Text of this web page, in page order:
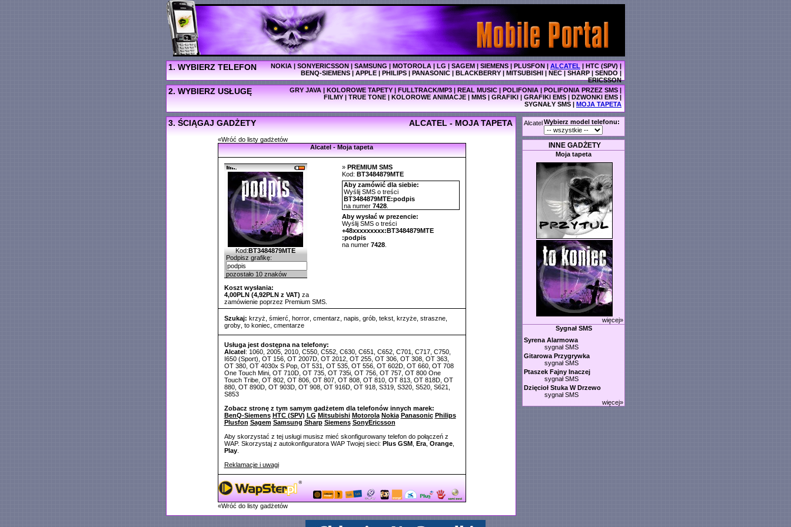
1. WYBIERZ TELEFON NOKIA|SONYERICSSON|SAMSUNG|MOTOROLA|LG|SAGEM|SIEMENS|PLUSFON|ALCATEL|HTC (SPV)|
BENQ-SIEMENS|APPLE|PHILIPS|PANASONIC|BLACKBERRY|MITSUBISHI|NEC|SHARP|SENDO|
ERICSSON
2. WYBIERZ USŁUGĘ GRY JAVA | KOLOROWE TAPETY | FULLTRACK/MP3 | REAL MUSIC | POLIFONIA | POLIFONIA PRZEZ SMS |
FILMY | TRUE TONE | KOLOROWE ANIMACJE | MMS | GRAFIKI | GRAFIKI EMS | DZWONKI EMS |
SYGNAŁY SMS | MOJA TAPETA
3. ŚCIĄGAJ GADŻETY ALCATEL - MOJA TAPETA
«Wróć do listy gadżetów
Alcatel - Moja tapeta
Kod:BT3484879MTE
Podpisz grafikę:
pozostało 10znaków
Koszt wysłania:
4,00PLN (4,92PLN z VAT) za
zamówienie poprzez Premium SMS.
» PREMIUM SMS
Kod: BT3484879MTE
Aby zamówić dla siebie:
Wyślij SMS o treści
BT3484879MTE:podpis
na numer 7428.
Aby wysłać w prezencie:
Wyślij SMS o treści
+48xxxxxxxxx:BT3484879MTE
:podpis
na numer 7428.
Szukaj: krzyż śmierć horror, cmentarz napis grób, tekst, krzyże, straszne,
groby, to koniec cmentarze
Usługa jest dostępna na telefony:
Alcatel: 1060, 2005, 2010, C550, C552, C630, C651, C652, C701, C717, C750,
I650 (Sport), OT 156, OT 2007D, OT 2012, OT 255, OT 306, OT 308, OT 363,
OT 380, OT 4030x S Pop, OT 531, OT 535, OT 556, OT 602D, OT 660, OT 708
One Touch Mini, OT 710D, OT 735, OT 735i, OT 756, OT 757, OT 800 One
Touch Tribe, OT 802, OT 806, OT 807, OT 808, OT 810, OT 813, OT 818D, OT
880, OT 890D, OT 903D, OT 908, OT 916D, OT 918, S319, S320, S520, S621,
S853
Zobacz stronę z tym samym gadżetem dla telefonów innych marek:
BenQ-Siemens HTC (SPV) LG Mitsubishi Motorola Nokia Panasonic Philips
Plusfon Sagem Samsung Sharp Siemens SonyEricsson
Aby skorzystać z tej usługi musisz mieć skonfigurowany telefon do połączeń z
WAP. Skorzystaj z autokonfiguratora WAP Twojej sieci: Plus GSM, Era, Orange,
Play.
Reklamacje i uwagi
«Wróć do listy gadżetów
Wybierz model telefonu:
Alcatel
INNE GADŻETY
Moja tapeta
więcej»
Sygnał SMS
Syrena Alarmowa
sygnał SMS
Gitarowa Przygrywka
sygnał SMS
Ptaszek Fajny Inaczej
sygnał SMS
Dzięcioł Stuka W Drzewo
sygnał SMS
więcej»